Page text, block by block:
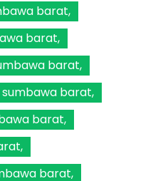
barat
barat
barat
barat
barat
barat